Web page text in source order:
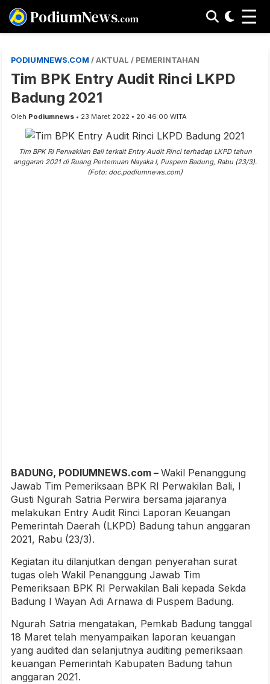
PodiumNews.com ☰
PODIUMNEWS.COM / AKTUAL / PEMERINTAHAN
Tim BPK Entry Audit Rinci LKPD
Badung 2021
Oleh Podiumnews • 23 Maret 2022 • 20:46:00 WITA
Tim BPK RI Perwakilan Bali terkait Entry Audit Rinci terhadap LKPD tahun
anggaran 2021 di Ruang Pertemuan Nayaka I, Puspem Badung, Rabu (23/3).
(Foto: doc.podiumnews.com)
BADUNG, PODIUMNEWS.com – Wakil Penanggung
Jawab Tim Pemeriksaan BPK RI Perwakilan Bali, I
Gusti Ngurah Satria Perwira bersama jajaranya
melakukan Entry Audit Rinci Laporan Keuangan
Pemerintah Daerah (LKPD) Badung tahun anggaran
2021, Rabu (23/3).
Kegiatan itu dilanjutkan dengan penyerahan surat
tugas oleh Wakil Penanggung Jawab Tim
Pemeriksaan BPK RI Perwakilan Bali kepada Sekda
Badung I Wayan Adi Arnawa di Puspem Badung.
Ngurah Satria mengatakan, Pemkab Badung tanggal
18 Maret telah menyampaikan laporan keuangan
yang audited dan selanjutnya auditing pemeriksaan
keuangan Pemerintah Kabupaten Badung tahun
anggaran 2021.